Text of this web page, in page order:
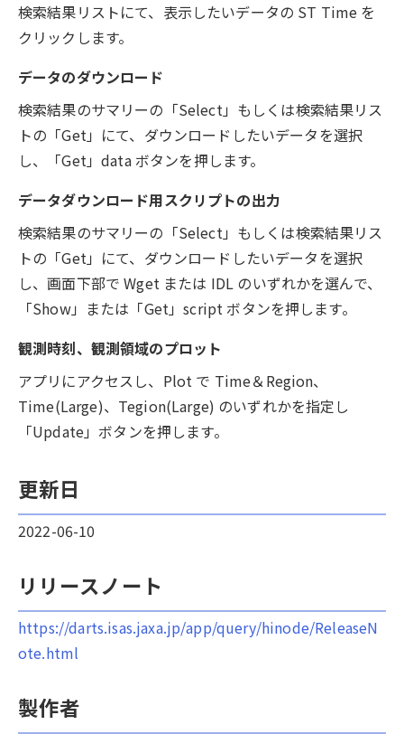
検索結果リストにて、表示したいデータの ST Time を
クリックします。
データのダウンロード
検索結果のサマリーの「Select」もしくは検索結果リス
トの「Get」にて、ダウンロードしたいデータを選択
し、「Get」data ボタンを押します。
データダウンロード用スクリプトの出力
検索結果のサマリーの「Select」もしくは検索結果リス
トの「Get」にて、ダウンロードしたいデータを選択
し、画面下部で Wget または IDL のいずれかを選んで、
「Show」または「Get」script ボタンを押します。
観測時刻、観測領域のプロット
アプリにアクセスし、Plot で Time＆Region、
Time(Large)、Tegion(Large) のいずれかを指定し
「Update」ボタンを押します。
更新日
2022-06-10
リリースノート
https://darts.isas.jaxa.jp/app/query/hinode/ReleaseN
ote.html
製作者